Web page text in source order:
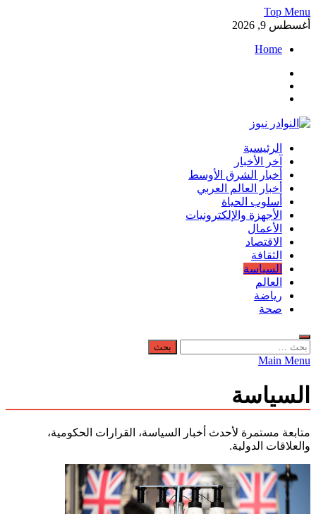
Skip
to
Top Menu
أغسطس 9, 2026
Home
النوادر نيوز
موقع إخباري عربي مستقل ينقل آخر الأخبار والتقارير من العالم
العربي والعالمي
الرئيسية
آخر الأخبار
أخبار الشرق الأوسط
أخبار العالم العربي
أسلوب الحياة
الأجهزة والإلكترونيات
الأعمال
الاقتصاد
الثقافة
السياسة
العالم
رياضة
صحة
البحث
عن:
Main Menu
السياسة
متابعة مستمرة لأحدث أخبار السياسة، القرارات الحكومية،
والعلاقات الدولية.